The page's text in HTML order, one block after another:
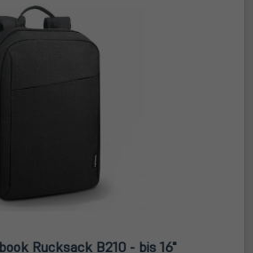
Rucksack B210 - bis 16"